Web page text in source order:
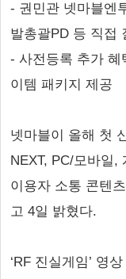
- 권민관 넷마블엔
발총괄PD 등 직접
- 사전등록 추가 혜
이템 패키지 제공
넷마블이 올해 첫
NEXT, PC/모바일,
이용자 소통 콘텐
고 4일 밝혔다.
‘RF 진실게임’ 영